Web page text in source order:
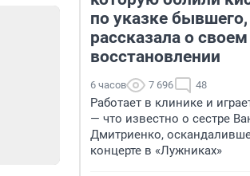
по указке бывшего,
рассказала о своем
восстановлении
6 часов 7 696 48
Работает в клинике и
— что известно о сестре
Дмитриенко,
концерте в «Лужниках»